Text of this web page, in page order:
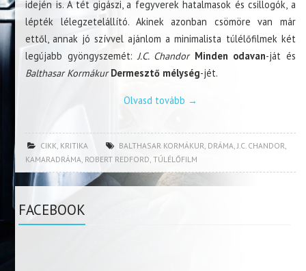
idején is. A tét gigászi, a fegyverek hatalmasok és csillogók, a
lépték lélegzetelállító. Akinek azonban csömöre van már
ettől, annak jó szívvel ajánlom a minimalista túlélőfilmek két
legújabb gyöngyszemét:J.C. Chandor Minden odavan-ját és
Balthasar Kormákur Dermesztő mélység-jét.
Olvasd tovább →
CIKK KRITIKA BALTHASAR KORMÁKUR DRÁMA J.C. CHANDOR
KAMARADRÁMA ROBERT REDFORD ,TÚLÉLŐFILM
FACEBOOK